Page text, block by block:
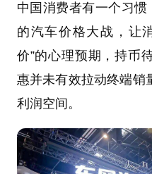
中国消费者有一个习惯
的汽车价格大战，让
价”的心理预期，持币
惠并未有效拉动终端销
利润空间。